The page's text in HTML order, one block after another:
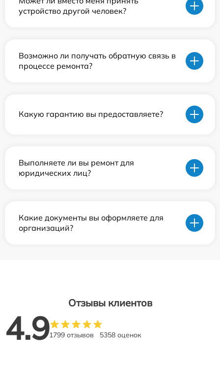
устройство другой человек?
Возможно ли получать обратную связь в
процессе ремонта?
Какую гарантию вы предоставляете?
Выполняете ли вы ремонт для
юридических лиц?
Какие документы вы оформляете для
организаций?
Отзывы клиентов
4.91799 отзывов 5358 оценок